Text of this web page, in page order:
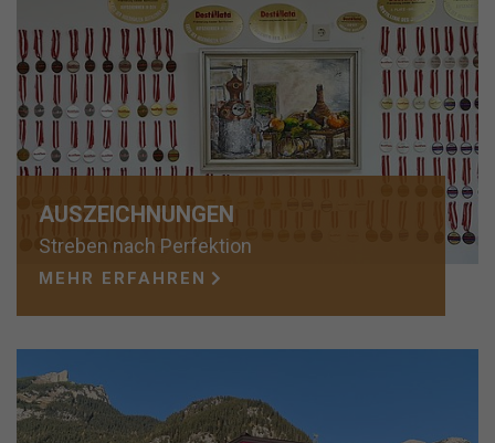
AUSZEICHNUNGEN
Streben nach Perfektion
MEHR ERFAHREN